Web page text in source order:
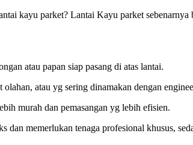
kayu parket? Lantai Kayu parket
atau papan siap pasang di atas lantai.
atau yg sering dinamakan dengan
murah dan pemasangan yg lebih efisien.
dan memerlukan tenaga profesional khusus,